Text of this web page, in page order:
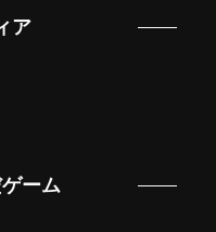
ア
ーム